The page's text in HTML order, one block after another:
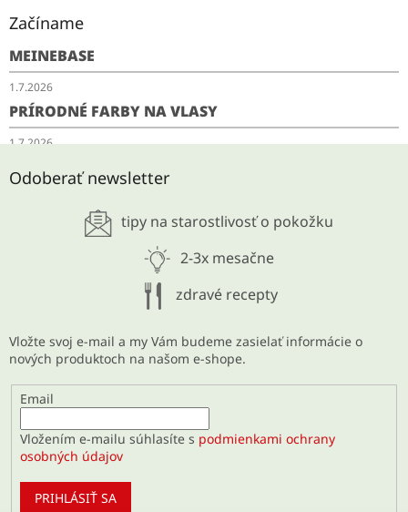
Začíname
MEINEBASE
1.7.2026
PRÍRODNÉ FARBY NA VLASY
1.7.2026
SCHUDNITE ODKYSLENÍM
Odoberať newsletter
tipy na starostlivosť o pokožku
2-3x mesačne
zdravé recepty
Vložte svoj e-mail a my Vám budeme zasielať informácie o
nových produktoch na našom e-shope.
Email
Vložením e-mailu súhlasíte s podmienkami ochrany
osobných údajov
PRIHLÁSIŤ SA